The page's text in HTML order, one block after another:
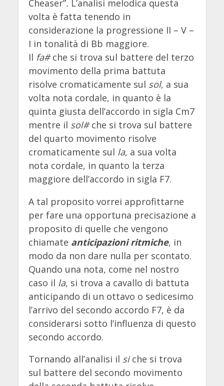
Cheaser”. L’analisi melodica questa
volta è fatta tenendo in
considerazione la progressione II – V –
I in tonalità di Bb maggiore.
Il fa#che si trova sul battere del terzo
movimento della prima battuta
risolve cromaticamente sul sol, a sua
volta nota cordale, in quanto è la
quinta giusta dell’accordo in sigla Cm7
mentre il sol#che si trova sul battere
del quarto movimento risolve
cromaticamente sul la, a sua volta
nota cordale, in quanto la terza
maggiore dell’accordo in sigla F7.
A tal proposito vorrei approfittarne
per fare una opportuna precisazione a
proposito di quelle che vengono
chiamate anticipazioni ritmiche, in
modo da non dare nulla per scontato.
Quando una nota, come nel nostro
caso il la, si trova a cavallo di battuta
anticipando di un ottavo o sedicesimo
l’arrivo del secondo accordo F7, è da
considerarsi sotto l’influenza di questo
secondo accordo.
Tornando all’analisi il siche si trova
sul battere del secondo movimento